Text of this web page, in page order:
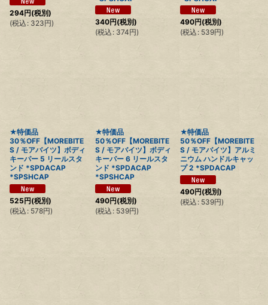
294円(税別)
(税込 : 323円) 340円(税別)
(税込 : 374円)
490円(税別)
(税込 : 539円)
★特価品
30％OFF【MOREBITE
S / モアバイツ】ボディ
キーパー 5 リールスタ
ンド *SPDACAP
*SPSHCAP
525円(税別)
(税込 : 578円)
★特価品
50％OFF【MOREBITE
S / モアバイツ】ボディ
キーパー 6 リールスタ
ンド *SPDACAP
*SPSHCAP
490円(税別)
(税込 : 539円)
★特価品
50％OFF【MOREBITE
S / モアバイツ】アルミ
ニウム ハンドルキャッ
プ 2 *SPDACAP
490円(税別)
(税込 : 539円)